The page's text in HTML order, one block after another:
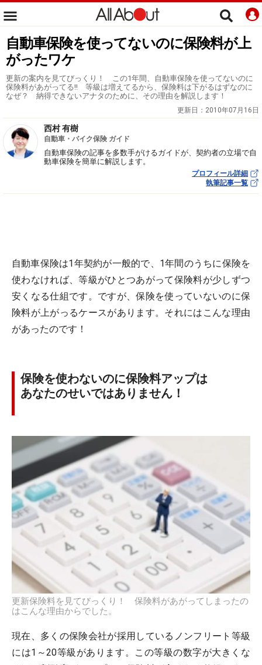
自動車保険を使ってないのに保険料が上
がったワケ
更新の案内を見てびっくり！ この1年間、自動車保険を使ってないのに
保険料があがってる!! 等級は増えてるから、保険料は下がるはずなのに
なぜ？ 納得できないアナタのために、その理由を解説します！
更新日： 2010年07月16日
西村 有樹
自動車・バイク保険 ガイド
自動車保険の記事を多数手がけるガイドが、契約者の立場で自
動車保険を簡単に解説します。
プロフィール詳細
執筆記事一覧
自動車保険は1年契約が一般的で、1年間のうちに保険を
使わなければ、等級がひとつあがって保険料が少しずつ
安くなる仕組です。ですが、保険を使っていないのに保
険料が上がっるケースがあります。それにはこんな理由
があったのです！
保険を使わないのに保険料アップは
あなたのせいではありません！
更新保険料を見てびっくり！ 保険料があがってしまったの
はこんな理由からでした。
現在、多くの保険会社が採用しているノンフリート等級
には1～20等級があります。この等級の数字が大きくな